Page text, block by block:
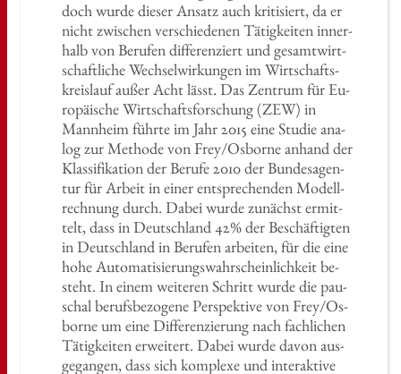
doch wurde die­ser An­satz auch kri­ti­siert, da er
nicht zwi­schen ver­schie­de­nen Tä­tig­kei­ten in­ner­
halb von Be­ru­fen dif­fe­ren­ziert und ge­samt­wirt­
schaft­li­che Wech­sel­wir­kun­gen im Wirt­schafts­
kreis­lauf außer Acht lässt. Das Zen­trum für Eu­
ro­päi­sche Wirt­schafts­for­schung (ZEW) in
Mann­heim führ­te im Jahr 2015 eine Stu­die ana­
log zur Me­tho­de von Frey/Os­bor­ne an­hand der
Klas­si­fi­ka­ti­on der Be­ru­fe 2010 der Bun­des­agen­
tur für Ar­beit in einer ent­spre­chen­den Mo­dell­
rech­nung durch. Dabei wurde zu­nächst er­mit­
telt, dass in Deutsch­land 42% der Be­schäf­tig­ten
in Deutsch­land in Be­ru­fen ar­bei­ten, für die eine
hohe Au­to­ma­ti­sie­rungs­wahr­schein­lich­keit be­
steht. In einem wei­te­ren Schritt wurde die pau­
schal be­rufs­be­zo­ge­ne Per­spek­ti­ve von Frey/Os­
bor­ne um eine Dif­fe­ren­zie­rung nach fach­li­chen
Tä­tig­kei­ten er­wei­tert. Dabei wurde davon aus­
ge­gan­gen, dass sich kom­ple­xe und in­ter­ak­ti­ve